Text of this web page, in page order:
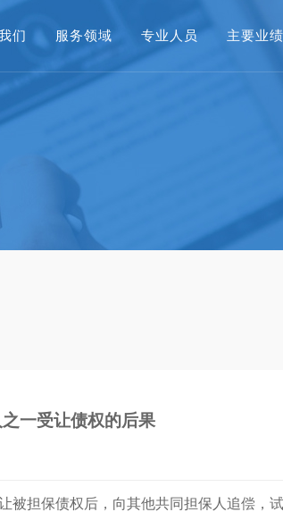
们 服务领域 专业人员 主要业绩
一受让债权的后果
被担保债权后，向其他共同担保人追偿